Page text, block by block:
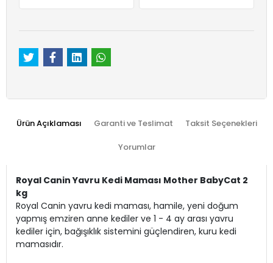
Ürün Açıklaması Garanti ve Teslimat Taksit Seçenekleri
Yorumlar
Royal Canin Yavru Kedi Maması Mother BabyCat 2
kg
Royal Canin yavru kedi maması, hamile, yeni doğum
yapmış emziren anne kediler ve 1 - 4 ay arası yavru
kediler için, bağışıklık sistemini güçlendiren, kuru kedi
mamasıdır.